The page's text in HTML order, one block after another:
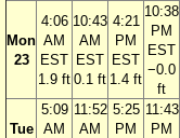
Mon
23
4:06
AM
EST
1.9 ft
10:43
AM
EST
0.1 ft
4:21
PM
EST
1.4 ft
10:38
PM
EST
−0.0
ft
Tue
5:09
AM
11:52
AM
5:25
PM
11:43
PM